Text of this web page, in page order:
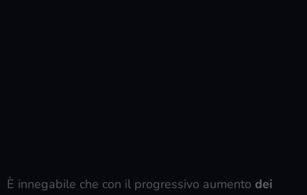
È innegabile che con il progressivo aumento dei